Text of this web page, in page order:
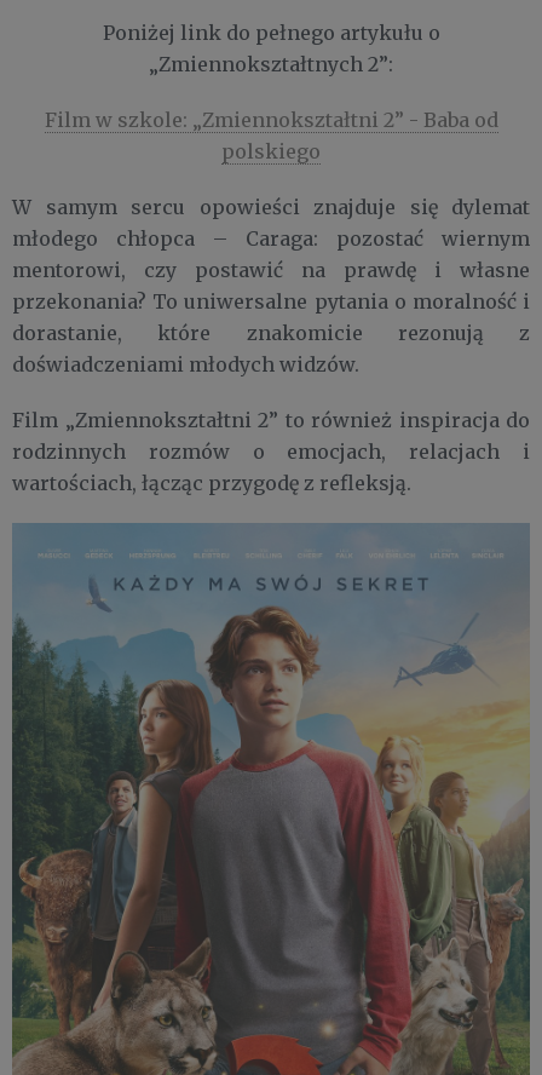
Poniżej link do pełnego artykułu o
„Zmiennokształtnych 2”:
Film w szkole: „Zmiennokształtni 2” - Baba od
polskiego
W samym sercu opowieści znajduje się dylemat
młodego chłopca – Caraga: pozostać wiernym
mentorowi, czy postawić na prawdę i własne
przekonania? To uniwersalne pytania o moralność i
dorastanie, które znakomicie rezonują z
doświadczeniami młodych widzów.
Film „Zmiennokształtni 2” to również inspiracja do
rodzinnych rozmów o emocjach, relacjach i
wartościach, łącząc przygodę z refleksją.